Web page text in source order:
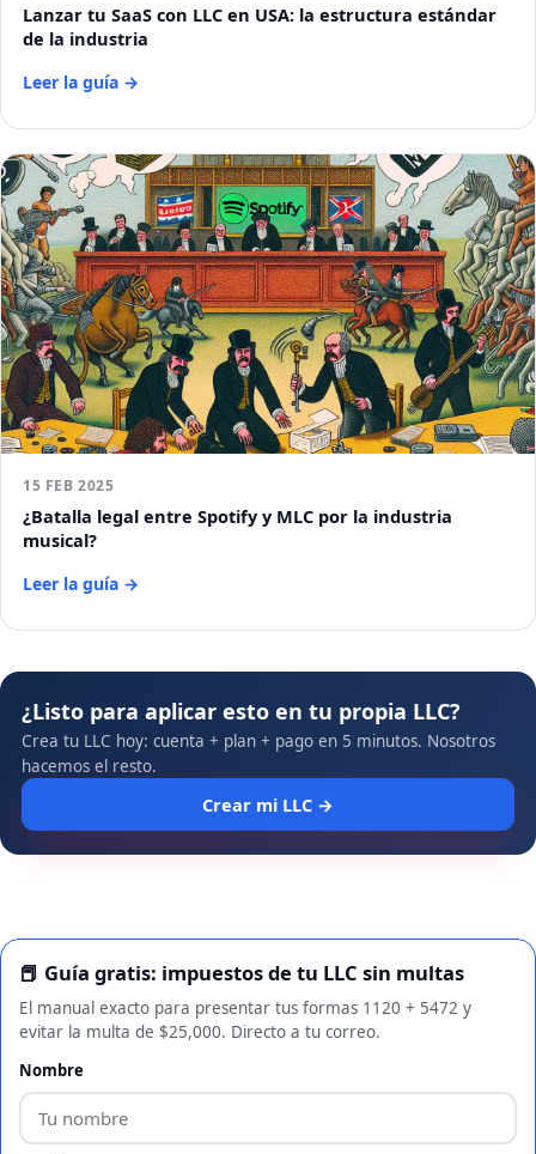
Lanzar tu SaaS con LLC en USA: la estructura estándar
de la industria
Leer la guía →
15 FEB 2025
¿Batalla legal entre Spotify y MLC por la industria
musical?
Leer la guía →
¿Listo para aplicar esto en tu propia LLC?
Crea tu LLC hoy: cuenta + plan + pago en 5 minutos. Nosotros
hacemos el resto.
Crear mi LLC →
📕 Guía gratis: impuestos de tu LLC sin multas
El manual exacto para presentar tus formas 1120 + 5472 y
evitar la multa de $25,000. Directo a tu correo.
Nombre